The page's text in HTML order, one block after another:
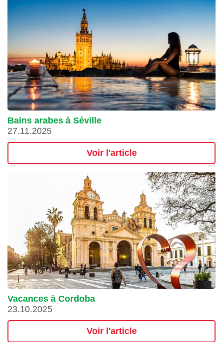
Bains arabes à Séville
27.11.2025
Voir l'article
Vacances à Cordoba
23.10.2025
Voir l'article